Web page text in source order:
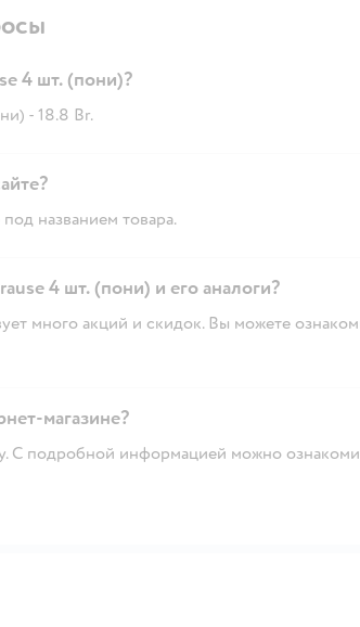
4 шт. (пони)?
- 18.8 Br.
названием товара.
4 шт. (пони) и его аналоги?
много акций и скидок. Вы можете
магазине?
С подробной информацией можно